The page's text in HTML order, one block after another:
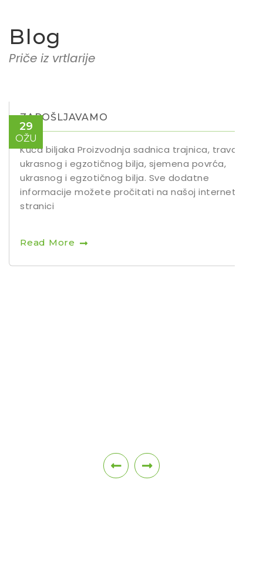
Blog
Priče iz vrtlarije
29
OŽU
ZAPOŠLJAVAMO
Kuća biljaka Proizvodnja sadnica trajnica, trava,
ukrasnog i egzotičnog bilja, sjemena povrća,
ukrasnog i egzotičnog bilja. Sve dodatne
informacije možete pročitati na našoj internet
stranici
Read More